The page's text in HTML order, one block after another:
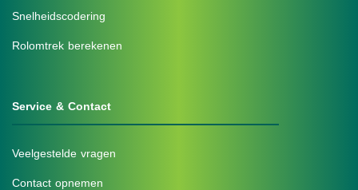
Snelheidscodering
Rolomtrek berekenen
Service & Contact
Veelgestelde vragen
Contact opnemen